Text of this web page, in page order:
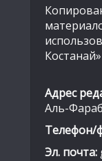
Адрес
Аль-
Телефон/
Эл. почта: